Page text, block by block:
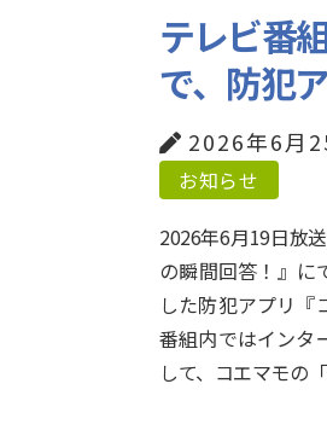
テレビ番
で、防犯
2026年6月
お知らせ
2026年6月19日放
の瞬間回答！』に
した防犯アプリ『
番組内ではインタ
して、コエマモの